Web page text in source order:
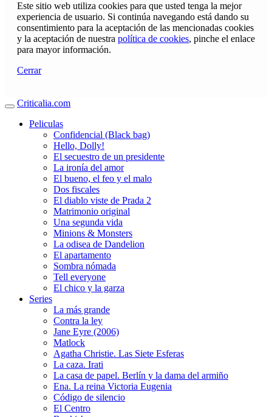
Este sitio web utiliza cookies para que usted tenga la mejor
experiencia de usuario. Si continúa navegando está dando su
consentimiento para la aceptación de las mencionadas cookies
y la aceptación de nuestra política de cookies, pinche el enlace
para mayor información.
Cerrar
Criticalia.com
Peliculas
Confidencial (Black bag)
Hello, Dolly!
El secuestro de un presidente
La ironía del amor
El bueno, el feo y el malo
Dos fiscales
El diablo viste de Prada 2
Matrimonio original
Una segunda vida
Minions & Monsters
La odisea de Dandelion
El apartamento
Sombra nómada
Tell everyone
El chico y la garza
Series
La más grande
Contra la ley
Jane Eyre (2006)
Matlock
Agatha Christie. Las Siete Esferas
La caza. Irati
La casa de papel. Berlín y la dama del armiño
Ena. La reina Victoria Eugenia
Código de silencio
El Centro